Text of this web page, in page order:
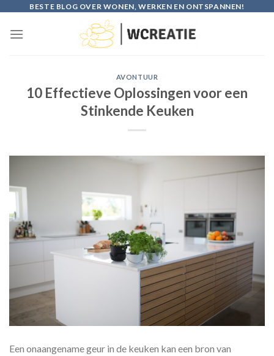
content
BESTE BLOG OVER WONEN, WERKEN EN ONTSPANNEN!
AVONTUUR
10 Effectieve Oplossingen voor een
Stinkende Keuken
Een onaangename geur in de keuken kan een bron van